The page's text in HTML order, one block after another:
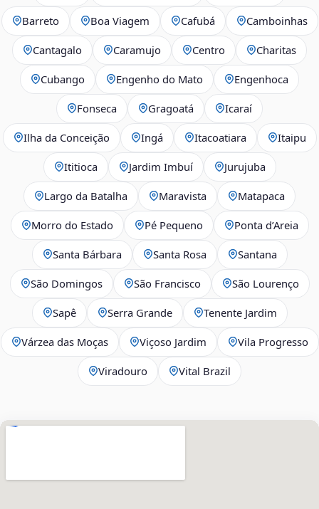
Barreto Boa Viagem Cafubá Camboinhas
Cantagalo Caramujo Centro Charitas
Cubango Engenho do Mato Engenhoca
Fonseca Gragoatá Icaraí
Ilha da Conceição Ingá Itacoatiara Itaipu
Ititioca Jardim Imbuí Jurujuba
Largo da Batalha Maravista Matapaca
Morro do Estado Pé Pequeno Ponta d’Areia
Santa Bárbara Santa Rosa Santana
São Domingos São Francisco São Lourenço
Sapê Serra Grande Tenente Jardim
Várzea das Moças Viçoso Jardim Vila Progresso
Viradouro Vital Brazil